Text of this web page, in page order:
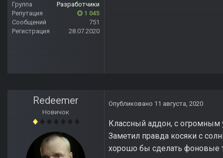
Группа
Разработчики
Репутация
1 045
Сообщений
751
Регистрация
28.07.2020
Redeemer
Новичок
Опубликовано 11 августа, 2020
Классный аддон, с огромным
Заметил правда косяки с
хорошо бы сделать фоновые